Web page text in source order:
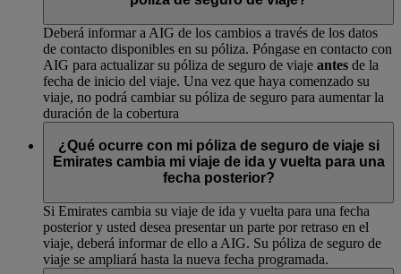
Deberá informar a AIG de los cambios a través de los datos
de contacto disponibles en su póliza. Póngase en contacto con
AIG para actualizar su póliza de seguro de viaje antes de la
fecha de inicio del viaje. Una vez que haya comenzado su
viaje, no podrá cambiar su póliza de seguro para aumentar la
duración de la cobertura
¿Qué ocurre con mi póliza de seguro de viaje si
Emirates cambia mi viaje de ida y vuelta para una
fecha posterior?
Si Emirates cambia su viaje de ida y vuelta para una fecha
posterior y usted desea presentar un parte por retraso en el
viaje, deberá informar de ello a AIG. Su póliza de seguro de
viaje se ampliará hasta la nueva fecha programada.